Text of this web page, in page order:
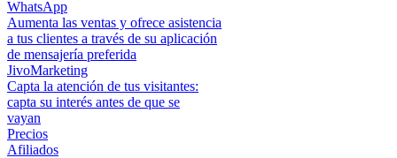
WhatsApp
Aumenta las ventas y ofrece asistencia
a tus clientes a través de su aplicación
de mensajería preferida
JivoMarketing
Capta la atención de tus visitantes:
capta su interés antes de que se
vayan
Precios
Afiliados